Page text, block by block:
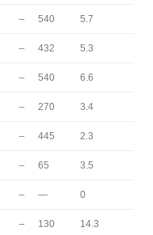
– 540 5.7
– 432 5.3
– 540 6.6
– 270 3.4
– 445 2.3
– 65 3.5
– — 0
– 130 14.3